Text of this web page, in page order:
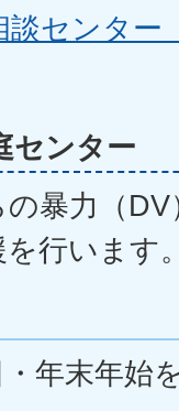
談センタ
センター
暴力（
を行います
年末年始